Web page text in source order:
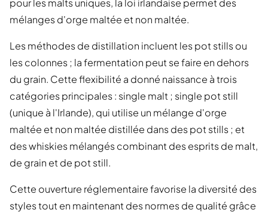
pour les malts uniques, la loi irlandaise permet des
mélanges d'orge maltée et non maltée.
Les méthodes de distillation incluent les pot stills ou
les colonnes ; la fermentation peut se faire en dehors
du grain. Cette flexibilité a donné naissance à trois
catégories principales : single malt ; single pot still
(unique à l'Irlande), qui utilise un mélange d'orge
maltée et non maltée distillée dans des pot stills ; et
des whiskies mélangés combinant des esprits de malt,
de grain et de pot still.
Cette ouverture réglementaire favorise la diversité des
styles tout en maintenant des normes de qualité grâce